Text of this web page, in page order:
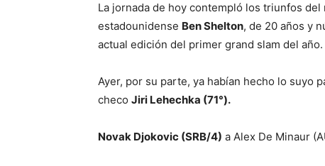
La jornada de hoy contempló los triunfos del
estadounidense Ben Shelton, de 20 años y
actual edición del primer grand slam del año.
Ayer, por su parte, ya habían hecho lo suyo
checo Jiri Lehechka (71°).
Novak Djokovic (SRB/4) a Alex De Minaur